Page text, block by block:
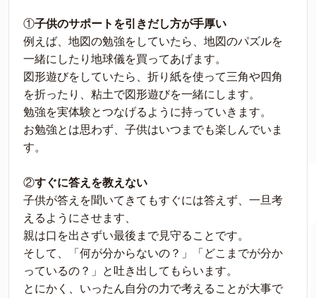
①子供のサポートを引きだし方が手厚い
例えば、地図の勉強をしていたら、地図のパズルを
一緒にしたり地球儀を買ってあげます。
図形遊びをしていたら、折り紙を使って三角や四角
を折ったり、粘土で図形遊びを一緒にします。
勉強を実体験とつなげるように持っていきます。
お勉強とは思わず、子供はいつまでも楽しんでいま
す。
②すぐに答えを教えない
子供が答えを聞いてきてもすぐには答えず、一旦考
えるようにさせます、
親は口を出さずい最後まで見守ることです。
そして、「何が分からないの？」「どこまでが分か
っているの？」と吐き出してもらいます。
とにかく、いったん自分の力で考えることが大事で